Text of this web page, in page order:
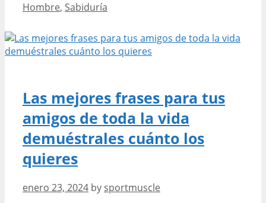
el
ser
Hombre, Sabiduría
Las mejores frases para tus
amigos de toda la vida
demuéstrales cuánto los
quieres
enero 23, 2024 by sportmuscle